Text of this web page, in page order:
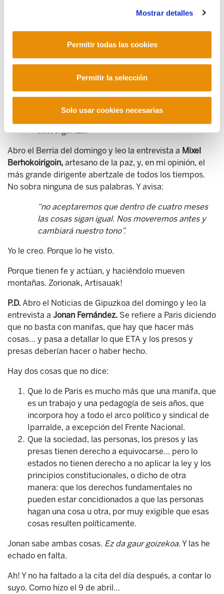
Mostrar detalles
Permitir todas las cookies
Permitir la selección
Solo usar cookies necesarias
Y cuando ha llegado la hora de los presos y
presas, se han puesto al frente del clamor
popular. No porque se consideren el frente de
precisamente dar cauce al clamor de la gente.
Porque entienden su liderazgo político
conectado estrechamente con las aspiraciones
autoorganiza.
Abro el Berria del domingo y leo la entrevista a Mixel
Berhokoirigoin, artesano de la paz, y, en mi opinión, el
más grande dirigente abertzale de todos los tiempos.
No sobra ninguna de sus palabras. Y avisa:
“no aceptaremos que dentro de cuatro meses
las cosas sigan igual. Nos moveremos antes y
cambiará nuestro tono”.
Yo le creo. Porque lo he visto.
Porque tienen fe y actúan, y haciéndolo mueven
montañas. Zorionak, Artisauak!
P.D. Abro el Noticias de Gipuzkoa del domingo y leo la
entrevista a Jonan Fernández. Se refiere a Paris diciendo
que no basta con manifas, que hay que hacer más
cosas… y pasa a detallar lo que ETA y los presos y
presas deberían hacer o haber hecho.
Hay dos cosas que no dice:
Que lo de Paris es mucho más que una manifa, que
es un trabajo y una pedagogía de seis años, que
incorpora hoy a todo el arco político y sindical de
Iparralde, a excepción del Frente Nacional.
Que la sociedad, las personas, los presos y las
presas tienen derecho a equivocarse… pero lo
estados no tienen derecho a no aplicar la ley y los
principios constitucionales, o dicho de otra
manera: que los derechos fundamentales no
pueden estar concidionados a que las personas
hagan una cosa u otra, por muy exigible que esas
cosas resulten políticamente.
Jonan sabe ambas cosas. Ez da gaur goizekoa. Y las he
echado en falta.
Ah! Y no ha faltado a la cita del día después, a contar lo
suyo. Como hizo el 9 de abril…